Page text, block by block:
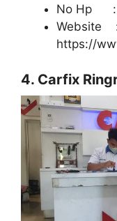
No Hp :
Website
https://
4. Carfix